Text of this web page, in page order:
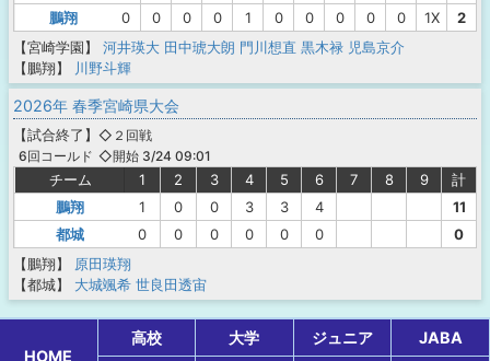
鵬翔
0 0 0 0 1 0 0 0 0 0 1X
2
【宮崎学園】
河井瑛大 田中琥大朗 門川想直 黒木禄 児島京介
【鵬翔】
川野斗輝
2026年 春季宮崎県大会
【試合終了 】
6回コールド
◇２回戦
◇開始 3/24 09:01
チーム 1 2 3 4 5 6 7 8 9
計
鵬翔
1 0 0 3 3 4
11
都城
0 0 0 0 0 0
0
【鵬翔】
原田瑛翔
【都城】
大城颯希 世良田透宙
HOME
高校 大学 ジュニア JABA